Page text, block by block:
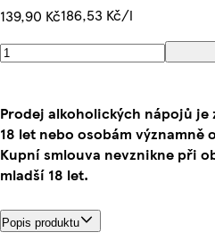
139,90 Kč186,53 Kč/l
Prodej alkoholických nápojů je
18 let nebo osobám významně
Kupní smlouva nevznikne při
mladší 18 let.
Popis produktu